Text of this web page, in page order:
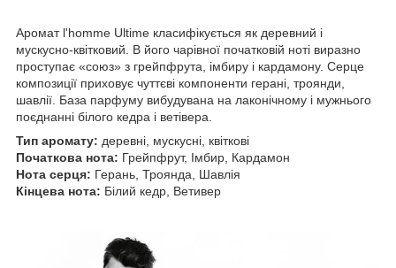
Аромат l'homme Ultime класифікується як деревний і
мускусно-квітковий. В його чарівної початковій ноті виразно
проступає «союз» з грейпфрута, імбиру і кардамону. Серце
композиції приховує чуттєві компоненти герані, троянди,
шавлії. База парфуму вибудувана на лаконічному і мужнього
поєднанні білого кедра і ветівера.
Тип аромату: деревні, мускусні, квіткові
Початкова нота: Грейпфрут, Імбир, Кардамон
Нота серця: Герань, Троянда, Шавлія
Кінцева нота: Білий кедр, Ветивер